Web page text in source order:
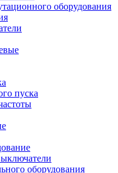
оборудования
пуска
оборудования